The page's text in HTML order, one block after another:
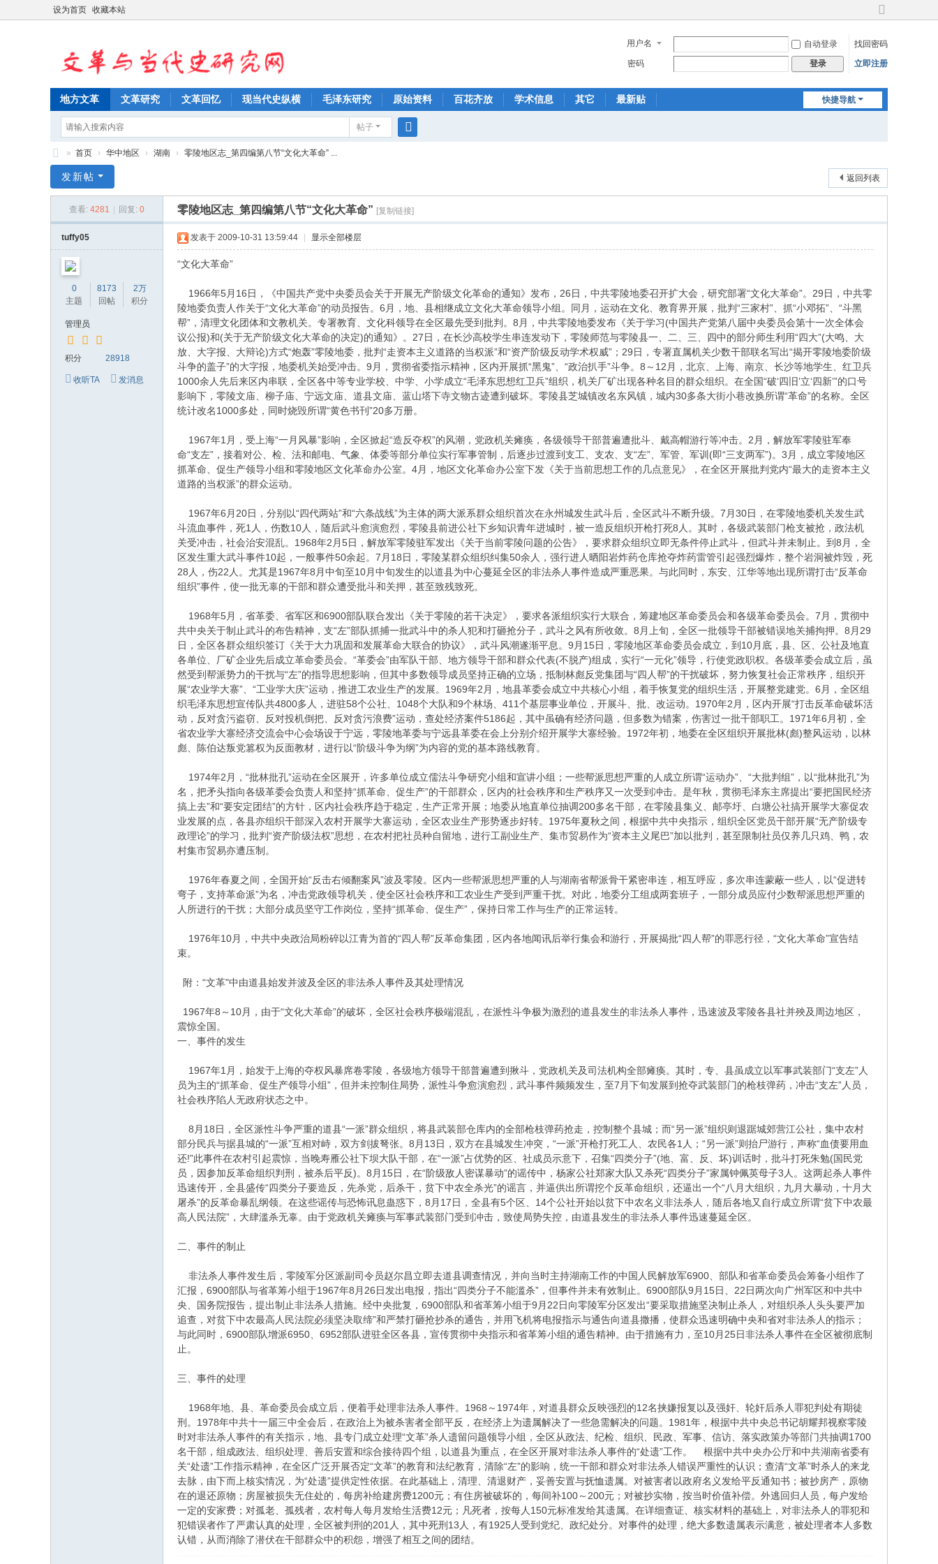
设为首页 收藏本站
切
到
宽
用户名 自动登录
找回密码
密码
登录 立即注册
快捷导航
地方文革 文革研究 文革回忆 现当代史纵横 毛泽东研究 原始资料 百花齐放 学术信息 其它 最新贴
帖子
革
» 首页 › 华中地区 › 湖南 › 零陵地区志_第四编第八节“文化大革命” ...
返回列表
发新帖
查看: 4281 回复: 0 零陵地区志_第四编第八节“文化大革命” [复制链接]
tuffy05
0
主题
8173
回帖
2万
积分
管理员
积分 28918
收听TA 发消息
发表于 2009-10-31 13:59:44 显示全部楼层
“文化大革命”
1966年5月16日，《中国共产党中央委员会关于开展无产阶级文化革命的通知》发布，26日，中共零陵地委召开扩大会，研究部署“文化大革命”。29日，中共零
陵地委负责人作关于“文化大革命”的动员报告。6月，地、县相继成立文化大革命领导小组。同月，运动在文化、教育界开展，批判“三家村”、抓“小邓拓”、“斗黑
帮”，清理文化团体和文教机关。专署教育、文化科领导在全区最先受到批判。8月，中共零陵地委发布《关于学习(中国共产党第八届中央委员会第十一次全体会
议公报)和(关于无产阶级文化大革命的决定)的通知》。27日，在长沙高校学生串连发动下，零陵师范与零陵县一、二、三、四中的部分师生利用“四大”(大鸣、大
放、大字报、大辩论)方式“炮轰”零陵地委，批判“走资本主义道路的当权派”和“资产阶级反动学术权威”；29日，专署直属机关少数干部联名写出“揭开零陵地委阶级
斗争的盖子”的大字报，地委机关始受冲击。9月，贯彻省委指示精神，区内开展抓“黑鬼”、“政治扒手”斗争。8～12月，北京、上海、南京、长沙等地学生、红卫兵
1000余人先后来区内串联，全区各中等专业学校、中学、小学成立“毛泽东思想红卫兵”组织，机关厂矿出现各种名目的群众组织。在全国“破‘四旧’立‘四新’”的口号
影响下，零陵文庙、柳子庙、宁远文庙、道县文庙、蓝山塔下寺文物古迹遭到破坏。零陵县芝城镇改名东风镇，城内30多条大街小巷改换所谓“革命”的名称。全区
统计改名1000多处，同时烧毁所谓“黄色书刊”20多万册。
1967年1月，受上海“一月风暴”影响，全区掀起“造反夺权”的风潮，党政机关瘫痪，各级领导干部普遍遭批斗、戴高帽游行等冲击。2月，解放军零陵驻军奉
命“支左”，接着对公、检、法和邮电、气象、体委等部分单位实行军事管制，后逐步过渡到支工、支农、支“左”、军管、军训(即“三支两军”)。3月，成立零陵地区
抓革命、促生产领导小组和零陵地区文化革命办公室。4月，地区文化革命办公室下发《关于当前思想工作的几点意见》，在全区开展批判党内“最大的走资本主义
道路的当权派”的群众运动。
1967年6月20日，分别以“四代两站”和“六条战线”为主体的两大派系群众组织首次在永州城发生武斗后，全区武斗不断升级。7月30日，在零陵地委机关发生武
斗流血事件，死1人，伤数10人，随后武斗愈演愈烈，零陵县前进公社下乡知识青年进城时，被一造反组织开枪打死8人。其时，各级武装部门枪支被抢，政法机
关受冲击，社会治安混乱。1968年2月5日，解放军零陵驻军发出《关于当前零陵问题的公告》，要求群众组织立即无条件停止武斗，但武斗并未制止。到8月，全
区发生重大武斗事件10起，一般事件50余起。7月18日，零陵某群众组织纠集50余人，强行进人晒阳岩炸药仓库抢夺炸药雷管引起强烈爆炸，整个岩洞被炸毁，死
28人，伤22人。尤其是1967年8月中旬至10月中旬发生的以道县为中心蔓延全区的非法杀人事件造成严重恶果。与此同时，东安、江华等地出现所谓打击“反革命
组织”事件，使一批无辜的干部和群众遭受批斗和关押，甚至致残致死。
1968年5月，省革委、省军区和6900部队联合发出《关于零陵的若干决定》，要求各派组织实行大联合，筹建地区革命委员会和各级革命委员会。7月，贯彻中
共中央关于制止武斗的布告精神，支“左”部队抓捕一批武斗中的杀人犯和打砸抢分子，武斗之风有所收敛。8月上旬，全区一批领导干部被错误地关捕拘押。8月29
日，全区各群众组织签订《关于大力巩固和发展革命大联合的协议》，武斗风潮遂渐平息。9月15日，零陵地区革命委员会成立，到10月底，县、区、公社及地直
各单位、厂矿企业先后成立革命委员会。“革委会”由军队干部、地方领导干部和群众代表(不脱产)组成，实行“一元化”领导，行使党政职权。各级革委会成立后，虽
然受到帮派势力的干扰与“左”的指导思想影响，但其中多数领导成员坚持正确的立场，抵制林彪反党集团与“四人帮”的干扰破坏，努力恢复社会正常秩序，组织开
展“农业学大寨”、“工业学大庆”运动，推进工农业生产的发展。1969年2月，地县革委会成立中共核心小组，着手恢复党的组织生活，开展整党建党。6月，全区组
织毛泽东思想宣传队共4800多人，进驻58个公社、1048个大队和9个林场、411个基层事业单位，开展斗、批、改运动。1970年2月，区内开展“打击反革命破坏活
动，反对贪污盗窃、反对投机倒把、反对贪污浪费”运动，查处经济案件5186起，其中虽确有经济问题，但多数为错案，伤害过一批干部职工。1971年6月初，全
省农业学大寨经济交流会中心会场设于宁远，零陵地革委与宁远县革委在会上分别介绍开展学大寨经验。1972年初，地委在全区组织开展批林(彪)整风运动，以林
彪、陈伯达叛党篡权为反面教材，进行以“阶级斗争为纲”为内容的党的基本路线教育。
1974年2月，“批林批孔”运动在全区展开，许多单位成立儒法斗争研究小组和宣讲小组；一些帮派思想严重的人成立所谓“运动办”、“大批判组”，以“批林批孔”为
名，把矛头指向各级革委会负责人和坚持“抓革命、促生产”的干部群众，区内的社会秩序和生产秩序又一次受到冲击。是年秋，贯彻毛泽东主席提出“要把国民经济
搞上去”和“要安定团结”的方针，区内社会秩序趋于稳定，生产正常开展；地委从地直单位抽调200多名干部，在零陵县集义、邮亭圩、白塘公社搞开展学大寨促农
业发展的点，各县亦组织干部深入农村开展学大寨运动，全区农业生产形势逐步好转。1975年夏秋之间，根据中共中央指示，组织全区党员干部开展“无产阶级专
政理论”的学习，批判“资产阶级法权”思想，在农村把社员种自留地，进行工副业生产、集市贸易作为“资本主义尾巴”加以批判，甚至限制社员仅养几只鸡、鸭，农
村集市贸易亦遭压制。
1976年春夏之间，全国开始“反击右倾翻案风”波及零陵。区内一些帮派思想严重的人与湖南省帮派骨干紧密串连，相互呼应，多次串连蒙蔽一些人，以“促进转
弯子，支持革命派”为名，冲击党政领导机关，使全区社会秩序和工农业生产受到严重干扰。对此，地委分工组成两套班子，一部分成员应付少数帮派思想严重的
人所进行的干扰；大部分成员坚守工作岗位，坚持“抓革命、促生产”，保持日常工作与生产的正常运转。
1976年10月，中共中央政治局粉碎以江青为首的“四人帮”反革命集团，区内各地闻讯后举行集会和游行，开展揭批“四人帮”的罪恶行径，“文化大革命”宣告结
束。
附：“文革"中由道县始发并波及全区的非法杀人事件及其处理情况
1967年8～10月，由于“文化大革命”的破坏，全区社会秩序极端混乱，在派性斗争极为激烈的道县发生的非法杀人事件，迅速波及零陵各县社并殃及周边地区，
震惊全国。
一、事件的发生
1967年1月，始发于上海的夺权风暴席卷零陵，各级地方领导干部普遍遭到揪斗，党政机关及司法机构全部瘫痪。其时，专、县虽成立以军事武装部门“支左”人
员为主的“抓革命、促生产领导小组”，但并未控制住局势，派性斗争愈演愈烈，武斗事件频频发生，至7月下旬发展到抢夺武装部门的枪枝弹药，冲击“支左”人员，
社会秩序陷人无政府状态之中。
8月18日，全区派性斗争严重的道县“一派”群众组织，将县武装部仓库内的全部枪枝弹药抢走，控制整个县城；而“另一派”组织则退踞城郊营江公社，集中农村
部分民兵与据县城的“一派”互相对峙，双方剑拔弩张。8月13日，双方在县城发生冲突，“一派”开枪打死工人、农民各1人；“另一派”则抬尸游行，声称“血债要用血
还!”此事件在农村引起震惊，当晚寿雁公社下坝大队干部，在“一派”占优势的区、社成员示意下，召集“四类分子”(地、富、反、坏)训话时，批斗打死朱勉(国民党
员，因参加反革命组织判刑，被杀后平反)。8月15日，在“阶级敌人密谋暴动”的谣传中，杨家公社郑家大队又杀死“四类分子”家属钟佩英母子3人。这两起杀人事件
迅速传开，全县盛传“四类分子要造反，先杀党，后杀干，贫下中农全杀光”的谣言，并逼供出所谓挖个反革命组织，还逼出一个“八月大组织，九月大暴动，十月大
屠杀”的反革命暴乱纲领。在这些谣传与恐怖讯息蛊惑下，8月17日，全县有5个区、14个公社开始以贫下中农名义非法杀人，随后各地又自行成立所谓“贫下中农最
高人民法院”，大肆滥杀无辜。由于党政机关瘫痪与军事武装部门受到冲击，致使局势失控，由道县发生的非法杀人事件迅速蔓延全区。
二、事件的制止
非法杀人事件发生后，零陵军分区派副司令员赵尔昌立即去道县调查情况，并向当时主持湖南工作的中国人民解放军6900、部队和省革命委员会筹备小组作了
汇报，6900部队与省革筹小组于1967年8月26日发出电报，指出“四类分子不能滥杀”，但事件并未有效制止。6900部队9月15日、22日两次向广州军区和中共中
央、国务院报告，提出制止非法杀人措施。经中央批复，6900部队和省革筹小组于9月22日向零陵军分区发出“要采取措施坚决制止杀人，对组织杀人头头要严加
追查，对贫下中农最高人民法院必须坚决取缔”和严禁打砸抢抄杀的通告，并用飞机将电报指示与通告向道县撒播，使群众迅速明确中央和省对非法杀人的指示；
与此同时，6900部队增派6950、6952部队进驻全区各县，宣传贯彻中央指示和省革筹小组的通告精神。由于措施有力，至10月25日非法杀人事件在全区被彻底制
止。
三、事件的处理
1968年地、县、革命委员会成立后，便着手处理非法杀人事件。1968～1974年，对道县群众反映强烈的12名挟嫌报复以及强奸、轮奸后杀人罪犯判处有期徒
刑。1978年中共十一届三中全会后，在政治上为被杀害者全部平反，在经济上为遗属解决了一些急需解决的问题。1981年，根据中共中央总书记胡耀邦视察零陵
时对非法杀人事件的有关指示，地、县专门成立处理“文革”杀人遗留问题领导小组，全区从政法、纪检、组织、民政、军事、信访、落实政策办等部门共抽调1700
名干部，组成政法、组织处理、善后安置和综合接待四个组，以道县为重点，在全区开展对非法杀人事件的“处遗”工作。 根据中共中央办公厅和中共湖南省委有
关“处遗”工作指示精神，在全区广泛开展否定“文革”的教育和法纪教育，清除“左”的影响，统一干部和群众对非法杀人错误严重性的认识；查清“文革”时杀人的来龙
去脉，由下而上核实情况，为“处遗”提供定性依据。在此基础上，清理、清退财产，妥善安置与抚恤遗属。对被害者以政府名义发给平反通知书；被抄房产，原物
在的退还原物；房屋被损失无住处的，每房补给建房费1200元；有住房被破坏的，每间补100～200元；对被抄实物，按当时价值补偿。外逃回归人员，每户发给
一定的安家费；对孤老、孤残者，农村每人每月发给生活费12元；凡死者，按每人150元标准发给其遗属。在详细查证、核实材料的基础上，对非法杀人的罪犯和
犯错误者作了严肃认真的处理，全区被判刑的201人，其中死刑13人，有1925人受到党纪、政纪处分。对事件的处理，绝大多数遗属表示满意，被处理者本人多数
认错，从而消除了潜伏在干部群众中的积怨，增强了相互之间的团结。